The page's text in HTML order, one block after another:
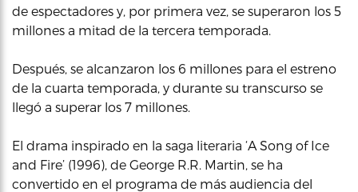
de espectadores y, por primera vez, se superaron los 5
millones a mitad de la tercera temporada.
Después, se alcanzaron los 6 millones para el estreno
de la cuarta temporada, y durante su transcurso se
llegó a superar los 7 millones.
El drama inspirado en la saga literaria ‘A Song of Ice
and Fire’ (1996), de George R.R. Martin, se ha
convertido en el programa de más audiencia del